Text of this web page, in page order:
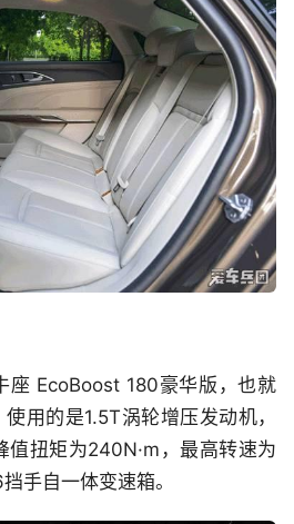
座 EcoBoost 180豪华版，也就
用的是1.5T涡轮增压发动机，
扭矩为240N·m，最高转速为
手自一体变速箱。